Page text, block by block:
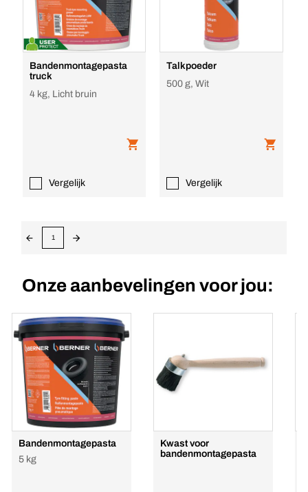
Bandenmontagepasta
truck
4 kg, Licht bruin
Vergelijk
Talkpoeder
500 g, Wit
Vergelijk
1
Onze aanbevelingen voor jou:
Bandenmontagepasta
5 kg
Kwast voor
bandenmontagepasta